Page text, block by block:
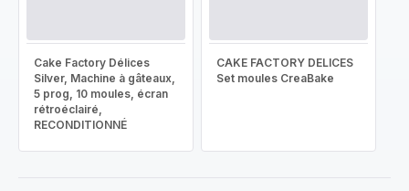
Cake Factory Délices
Silver, Machine à gâteaux,
5 prog, 10 moules, écran
rétroéclairé,
RECONDITIONNÉ
CAKE FACTORY DELICES
Set moules CreaBake